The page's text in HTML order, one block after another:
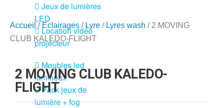
Jeux de lumières
LED
Location vidéo
projecteur
Meubles led
lumineux
Pack jeux de
lumière + fog
Accueil / Eclairages / Lyre / Lyres wash / 2 MOVING
CLUB KALEDO-FLIGHT
2 MOVING CLUB KALEDO-
FLIGHT